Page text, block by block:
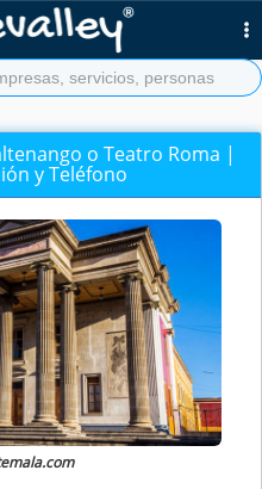
o Teatro Roma |
y Teléfono